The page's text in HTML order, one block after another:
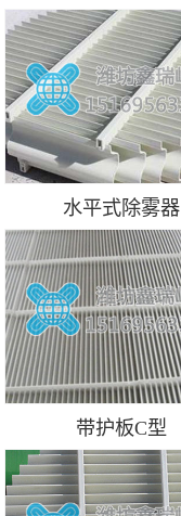
水平式除雾器
带护板C型